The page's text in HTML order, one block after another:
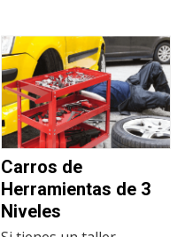
Carros de
Herramientas de 3
Niveles